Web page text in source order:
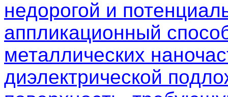
недорогой и
аппликационный
металлических
диэлектрической